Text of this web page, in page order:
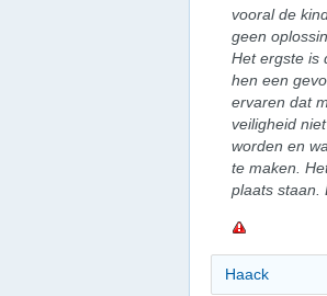
vooral de
geen
Het ergste is
hen een
ervaren dat
veiligheid
worden en
te maken.
plaats staan.
Haack